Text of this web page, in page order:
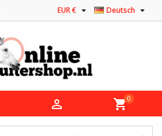
Deutsch 
EUR € 
 shopping_cart0